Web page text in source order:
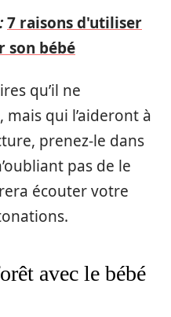
7 raisons d'utiliser
son bébé
qu’il ne
qui l’aideront à
prenez-le dans
pas de le
écouter votre
avec le bébé